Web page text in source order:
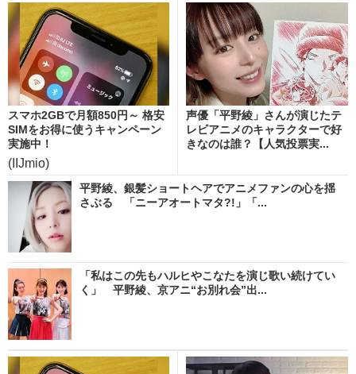
スマホ2GBで月額850円～ 格安
SIMをお得に使うキャンペーン
実施中！
(IIJmio)
声優「平野綾」さんが演じたテ
レビアニメのキャラクターで好
きなのは誰？【人気投票実...
平野綾、銀髪ショートヘアでアニメファンの心を揺
さぶる 「ニーアオートマタ?!」「...
「私はこの先もハルヒやこなたを演じ歌い続けてい
く」 平野綾、京アニ“お別れ会”出...